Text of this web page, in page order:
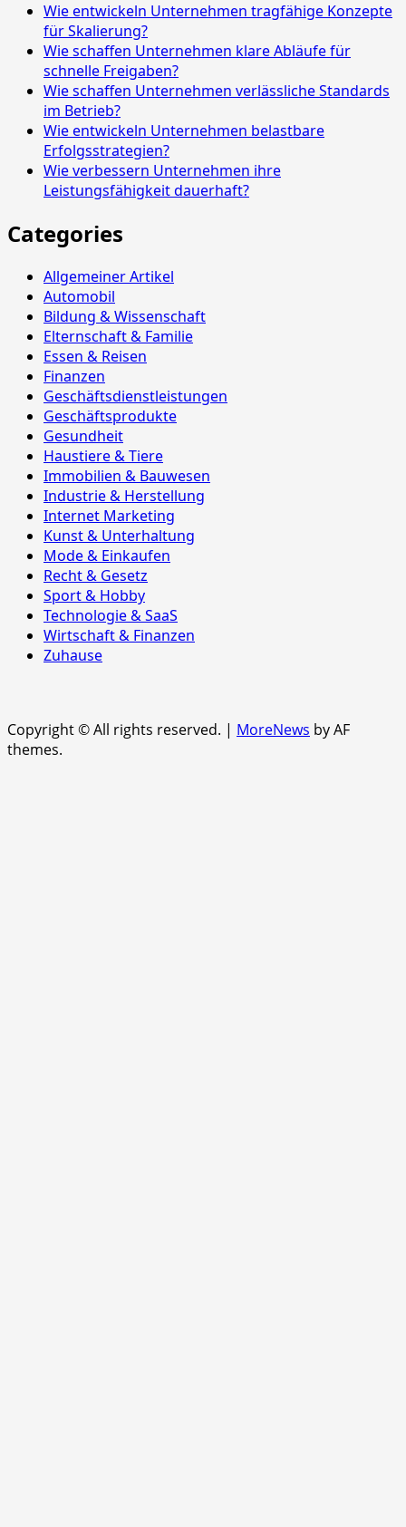
Wie entwickeln Unternehmen tragfähige Konzepte
für Skalierung?
Wie schaffen Unternehmen klare Abläufe für
schnelle Freigaben?
Wie schaffen Unternehmen verlässliche Standards
im Betrieb?
Wie entwickeln Unternehmen belastbare
Erfolgsstrategien?
Wie verbessern Unternehmen ihre
Leistungsfähigkeit dauerhaft?
Categories
Allgemeiner Artikel
Automobil
Bildung & Wissenschaft
Elternschaft & Familie
Essen & Reisen
Finanzen
Geschäftsdienstleistungen
Geschäftsprodukte
Gesundheit
Haustiere & Tiere
Immobilien & Bauwesen
Industrie & Herstellung
Internet Marketing
Kunst & Unterhaltung
Mode & Einkaufen
Recht & Gesetz
Sport & Hobby
Technologie & SaaS
Wirtschaft & Finanzen
Zuhause
Copyright © All rights reserved. | MoreNews by AF
themes.